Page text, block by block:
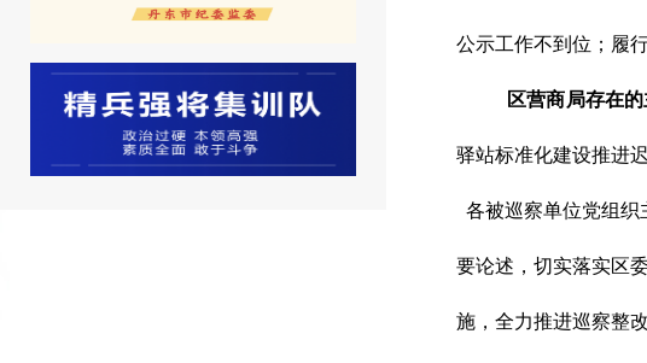
公示工作不到位；履
区营商局存在
驿站标准化建设推进
各被巡察单位党组织
要论述，切实落实区
施，全力推进巡察整